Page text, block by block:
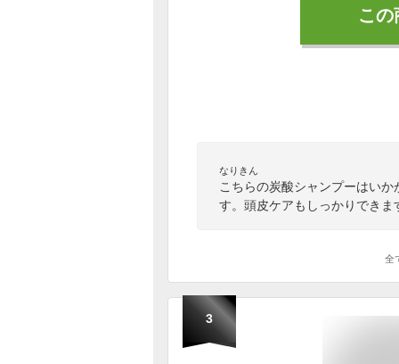
こ
なりきん
こちらの炭酸シャンプーはい
す。頭皮ケアもしっかりできま
全
3